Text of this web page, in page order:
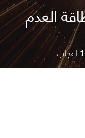
العدم
1 اعجاب